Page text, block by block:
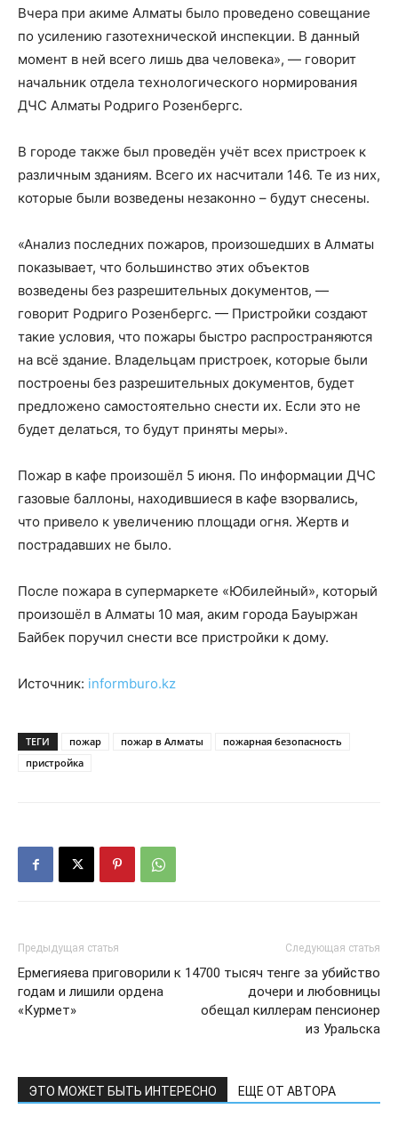
Вчера при акиме Алматы было проведено совещание
по усилению газотехнической инспекции. В данный
момент в ней всего лишь два человека», — говорит
начальник отдела технологического нормирования
ДЧС Алматы Родриго Розенбергс.
В городе также был проведён учёт всех пристроек к
различным зданиям. Всего их насчитали 146. Те из них,
которые были возведены незаконно – будут снесены.
«Анализ последних пожаров, произошедших в Алматы
показывает, что большинство этих объектов
возведены без разрешительных документов, —
говорит Родриго Розенбергс. — Пристройки создают
такие условия, что пожары быстро распространяются
на всё здание. Владельцам пристроек, которые были
построены без разрешительных документов, будет
предложено самостоятельно снести их. Если это не
будет делаться, то будут приняты меры».
Пожар в кафе произошёл 5 июня. По информации ДЧС
газовые баллоны, находившиеся в кафе взорвались,
что привело к увеличению площади огня. Жертв и
пострадавших не было.
После пожара в супермаркете «Юбилейный», который
произошёл в Алматы 10 мая, аким города Бауыржан
Байбек поручил снести все пристройки к дому.
Источник: informburo.kz
ТЕГИ пожар пожар в Алматы
пожарная безопасность
пристройка
Предыдущая статья
Ермегияева приговорили к 14
годам и лишили ордена
«Курмет»
Следующая статья
700 тысяч тенге за убийство
дочери и любовницы
обещал киллерам пенсионер
из Уральска
ЭТО МОЖЕТ БЫТЬ ИНТЕРЕСНО ЕЩЕ ОТ АВТОРА